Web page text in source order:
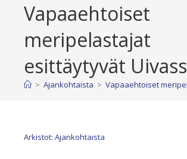
Vapaaehtoiset
meripelastajat
esittäytyvät
> Ajankohtaista > Vapaaehtoiset
Arkistot: Ajankohtaista